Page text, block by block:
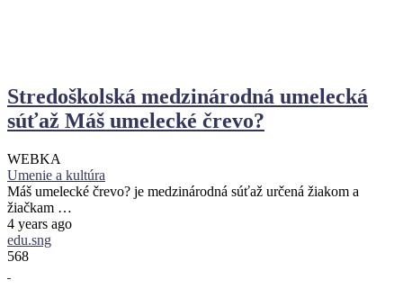
Stredoškolská medzinárodná umelecká
súťaž Máš umelecké črevo?
WEBKA
Umenie a kultúra
Máš umelecké črevo? je medzinárodná súťaž určená žiakom a
žiačkam …
4 years ago
edu.sng
568